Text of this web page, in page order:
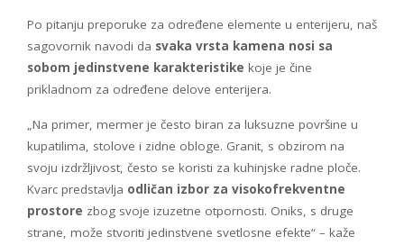
Po pitanju preporuke za određene elemente u enterijeru, naš
sagovornik navodi da svaka vrsta kamena nosi sa
sobom jedinstvene karakteristike koje je čine
prikladnom za određene delove enterijera.
„Na primer, mermer je često biran za luksuzne površine u
kupatilima, stolove i zidne obloge. Granit, s obzirom na
svoju izdržljivost, često se koristi za kuhinjske radne ploče.
Kvarc predstavlja odličan izbor za visokofrekventne
prostore zbog svoje izuzetne otpornosti. Oniks, s druge
strane, može stvoriti jedinstvene svetlosne efekte“ – kaže